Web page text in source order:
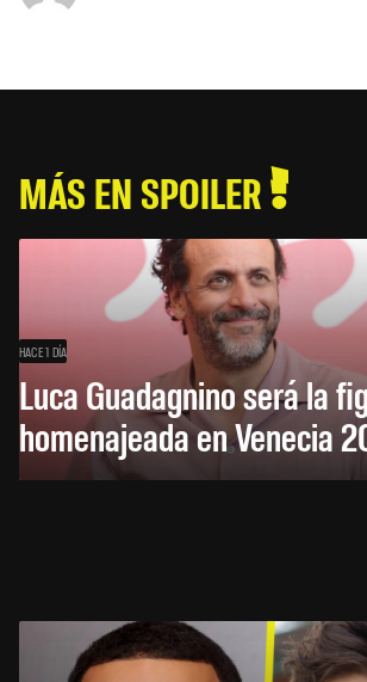
MÁS EN SPOILER
HACE 1 DÍA
Luca Guadagnino será la
homenajeada en Venecia